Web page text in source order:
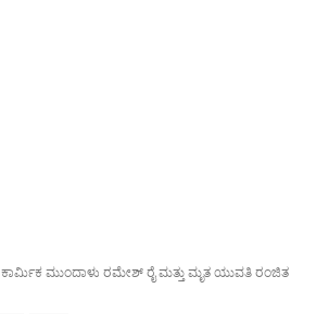
ಕಾರ್ಮಿಕ ಮುಂದಾಳು ರಮೇಶ್ ರೈ ಮತ್ತು ಮೃತ ಯುವತಿ ರಂಜಿತ